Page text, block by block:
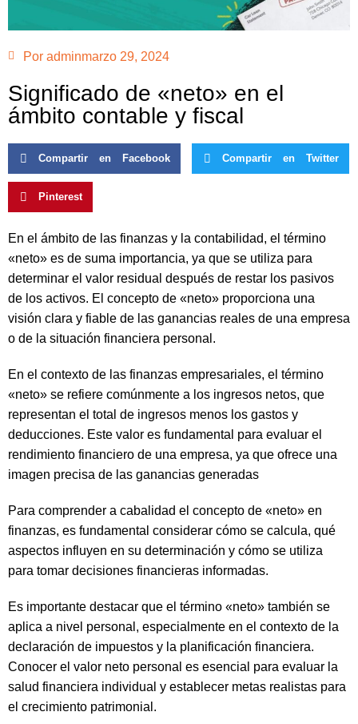
Por adminmarzo 29, 2024
Significado de «neto» en el
ámbito contable y fiscal
Compartir en Facebook Compartir en Twitter
Pinterest
En el ámbito de las finanzas y la contabilidad, el término
«neto» es de suma importancia, ya que se utiliza para
determinar el valor residual después de restar los pasivos
de los activos. El concepto de «neto» proporciona una
visión clara y fiable de las ganancias reales de una empresa
o de la situación financiera personal.
En el contexto de las finanzas empresariales, el término
«neto» se refiere comúnmente a los ingresos netos, que
representan el total de ingresos menos los gastos y
deducciones. Este valor es fundamental para evaluar el
rendimiento financiero de una empresa, ya que ofrece una
imagen precisa de las ganancias generadas
Para comprender a cabalidad el concepto de «neto» en
finanzas, es fundamental considerar cómo se calcula, qué
aspectos influyen en su determinación y cómo se utiliza
para tomar decisiones financieras informadas.
Es importante destacar que el término «neto» también se
aplica a nivel personal, especialmente en el contexto de la
declaración de impuestos y la planificación financiera.
Conocer el valor neto personal es esencial para evaluar la
salud financiera individual y establecer metas realistas para
el crecimiento patrimonial.